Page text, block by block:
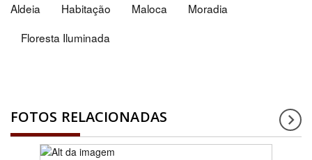
Aldeia Habitação Maloca
Moradia
Floresta Iluminada
FOTOS RELACIONADAS